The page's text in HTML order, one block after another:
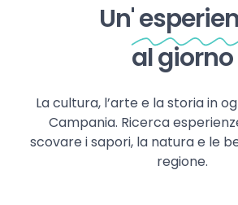
Un'
al giorno
La cultura, l’arte e la storia in
Campania. Ricerca
scovare i sapori, la natura e le
regione.